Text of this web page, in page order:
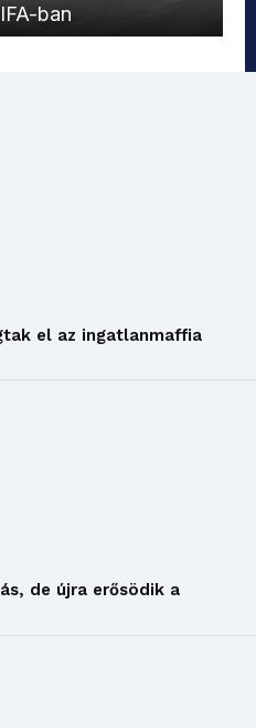
ban
el az ingatlanmaffia
de újra erősödik a